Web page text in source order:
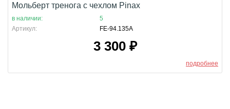
Мольберт тренога с чехлом Pinax
в наличии:
5
Артикул:
FE-94.135A
3 300 ₽
подробнее